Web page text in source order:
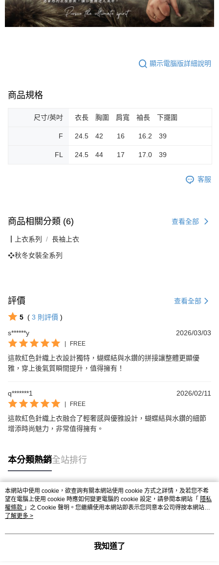
顯示電腦版詳細說明
商品規格
尺寸/英吋 衣長 胸圍 肩寬 袖長 下擺圍
F 24.5 42 16 16.2 39
FL 24.5 44 17 17.0 39
客服
商品相關分類 (6) 查看全部
┃上衣系列 長袖上衣
❖秋冬女裝全系列
評價 查看全部
5 ( 3 則評價 )
s******y
2026/03/03
FREE
這款紅色針織上衣設計獨特，蝴蝶結與水鑽的拼接讓整體更顯優
雅，穿上後氣質瞬間提升，值得擁有！
q*******1 2026/02/11
FREE
這款紅色針織上衣融合了輕奢感與優雅設計，蝴蝶結與水鑽的細節
增添時尚魅力，非常值得擁有。
本分類熱銷全站排行
熱門標籤
本網站中使用 cookie，欲查詢有關本網站使用 cookie 方式之詳情，及若您不希
望在電腦上使用 cookie 時應如何變更電腦的 cookie 設定，請參閱本網站「 隱私
權條款 」之 Cookie 聲明。您繼續使用本網站即表示您同意本公司得按本網站使
用條款之 Cookie 聲明使用 cookie。
了解更多 >
我知道了